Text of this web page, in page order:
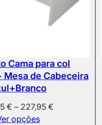
Cama para col
Mesa de Cabeceira
€ – 227,95 €Price
opções